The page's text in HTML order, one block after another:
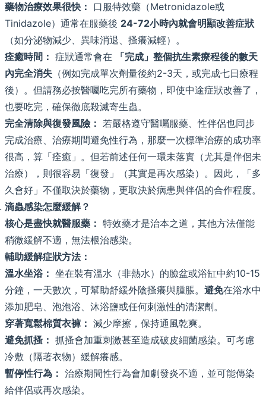
藥物治療效果很快： 口服特效藥（Metronidazole或
Tinidazole）通常在服藥後 24-72小時內就會明顯改善症狀
（如分泌物減少、異味消退、搔癢減輕）。
痊癒時間： 症狀通常會在
「完成」整個抗生素療程後的數天
內完全消失 （例如完成單次劑量後約2-3天，或完成七日療程
後）。但請務必按醫囑吃完所有藥物，即使中途症狀改善了，
也要吃完，確保徹底殺滅寄生蟲。
完全清除與復發風險： 若嚴格遵守醫囑服藥、性伴侶也同步
完成治療、治療期間避免性行為，那麼一次標準治療的成功率
很高，算「痊癒」。但若前述任何一環未落實（尤其是伴侶未
治療），則很容易「復發」（其實是再次感染）。因此，「多
久會好」不僅取決於藥物，更取決於病患與伴侶的合作程度。
滴蟲感染怎麼緩解？
核心是盡快就醫服藥： 特效藥才是治本之道，其他方法僅能
稍微緩解不適，無法根治感染。
輔助緩解症狀方法：
溫水坐浴： 坐在裝有溫水（非熱水）的臉盆或浴缸中約10-15
分鐘，一天數次，可幫助舒緩外陰搔癢與腫脹。 避免在浴水中
添加肥皂、泡泡浴、沐浴鹽或任何刺激性的清潔劑。
穿著寬鬆棉質衣褲： 減少摩擦，保持通風乾爽。
避免抓搔： 抓搔會加重刺激甚至造成破皮細菌感染。可考慮
冷敷（隔著衣物）緩解癢感。
暫停性行為： 治療期間性行為會加劇發炎不適，並可能傳染
給伴侶或再次感染。